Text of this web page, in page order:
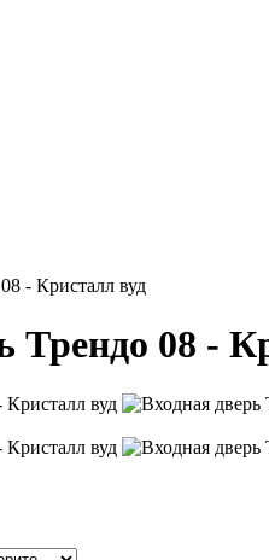
- Кристалл вуд
Трендо 08 -